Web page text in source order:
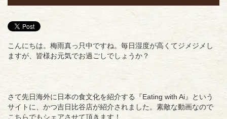
こんにちは。梅雨真っ只中ですね。毎日湿度が高くてジメジメし
ますが、皆様お元気でお過ごしでしょうか？
さて先日海外に日本の食文化を紹介する『Eating with Ai』という
サイトに、かつ吉日比谷店が紹介されました。素敵な動画なので
こちらでもシェアさせて頂きます！